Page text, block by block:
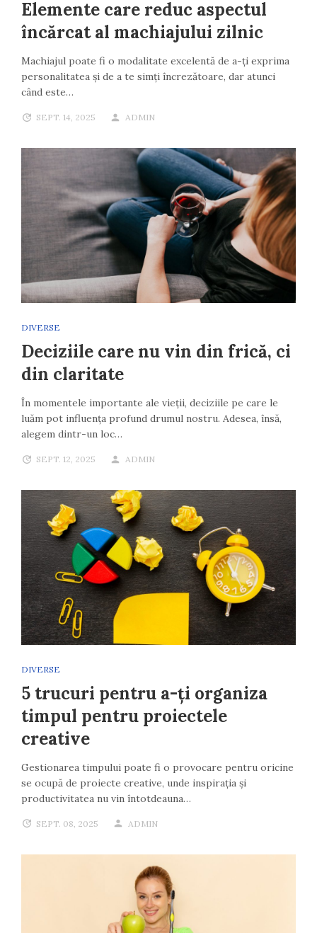
Elemente care reduc aspectul
încărcat al machiajului zilnic
Machiajul poate fi o modalitate excelentă de a-ți exprima
personalitatea și de a te simți încrezătoare, dar atunci
când este…
SEPT. 14, 2025 ADMIN
DIVERSE
Deciziile care nu vin din frică, ci
din claritate
În momentele importante ale vieții, deciziile pe care le
luăm pot influența profund drumul nostru. Adesea, însă,
alegem dintr-un loc…
SEPT. 12, 2025 ADMIN
DIVERSE
5 trucuri pentru a-ți organiza
timpul pentru proiectele
creative
Gestionarea timpului poate fi o provocare pentru oricine
se ocupă de proiecte creative, unde inspirația și
productivitatea nu vin întotdeauna…
SEPT. 08, 2025 ADMIN